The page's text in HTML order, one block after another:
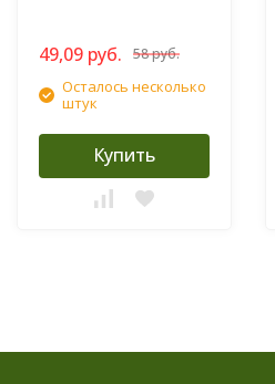
49,09 руб. 58 руб.
Осталось несколько
штук
Купить